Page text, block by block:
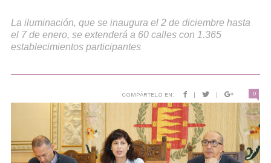
La iluminación, que se inaugura el 2 de diciembre hasta
el 7 de enero, se extenderá a 60 calles con 1.365
establecimientos participantes
COMPÁRTELO EN: | | 0